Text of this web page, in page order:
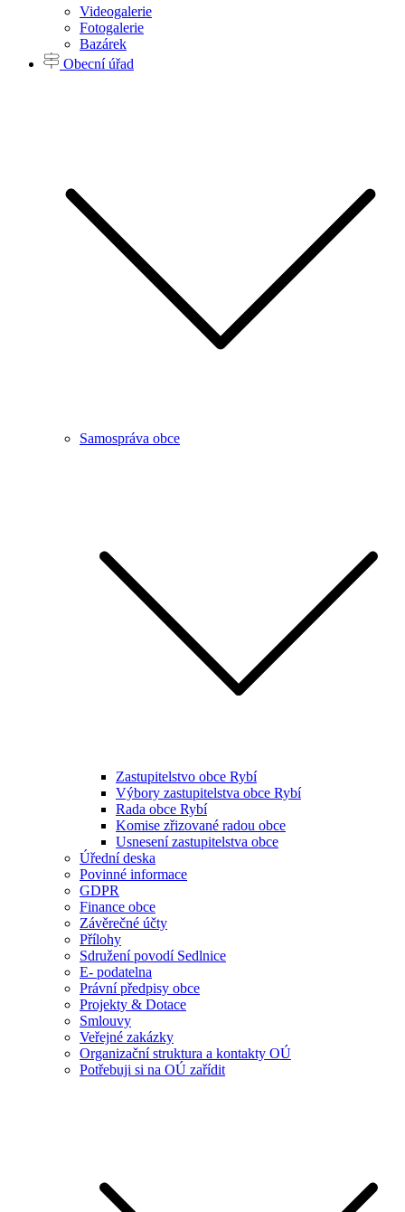
Videogalerie
Fotogalerie
Bazárek
Obecní úřad
Samospráva obce
Zastupitelstvo obce Rybí
Výbory zastupitelstva obce Rybí
Rada obce Rybí
Komise zřizované radou obce
Usnesení zastupitelstva obce
Úřední deska
Povinné informace
GDPR
Finance obce
Závěrečné účty
Přílohy
Sdružení povodí Sedlnice
E- podatelna
Právní předpisy obce
Projekty & Dotace
Smlouvy
Veřejné zakázky
Organizační struktura a kontakty OÚ
Potřebuji si na OÚ zařídit